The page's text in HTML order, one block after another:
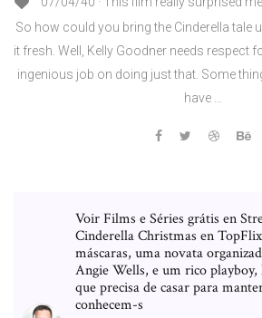
So how could you bring the Cinderella tale
it fresh. Well, Kelly Goodner needs respect
ingenious job on doing just that. Some
have …
Voir Films e Séries grátis en
Cinderella Christmas en
máscaras, uma novata
Angie Wells, e um rico
que precisa de casar para
conhecem-s